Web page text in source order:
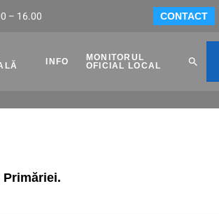
– 16.00 CONTACT
INFO
MONITORUL
OFICIAL LOCAL